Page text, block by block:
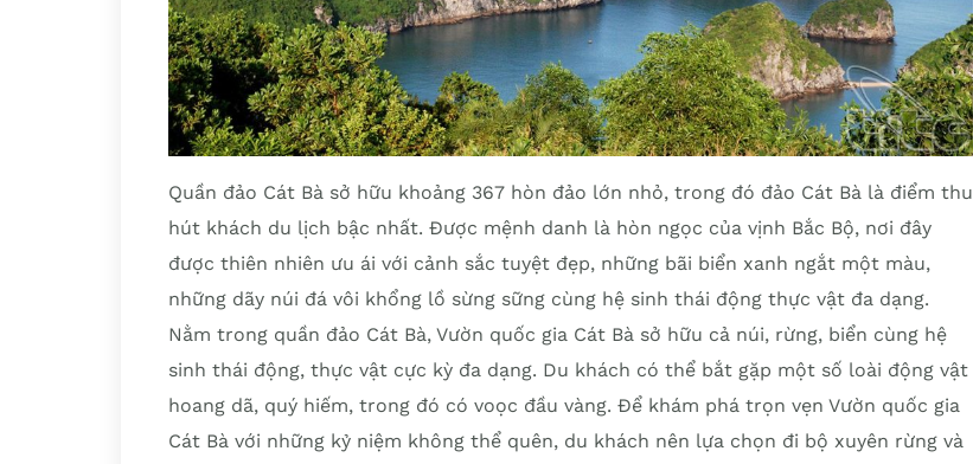
Quần đảo Cát Bà sở hữu khoảng 367 hòn đảo lớn nhỏ, trong đó đảo Cát Bà là điểm thu
hút khách du lịch bậc nhất. Được mệnh danh là hòn ngọc của vịnh Bắc Bộ, nơi đây
được thiên nhiên ưu ái với cảnh sắc tuyệt đẹp, những bãi biển xanh ngắt một màu,
những dãy núi đá vôi khổng lồ sừng sững cùng hệ sinh thái động thực vật đa dạng.
Nằm trong quần đảo Cát Bà, Vườn quốc gia Cát Bà sở hữu cả núi, rừng, biển cùng hệ
sinh thái động, thực vật cực kỳ đa dạng. Du khách có thể bắt gặp một số loài động vật
hoang dã, quý hiếm, trong đó có voọc đầu vàng. Để khám phá trọn vẹn Vườn quốc gia
Cát Bà với những kỷ niệm không thể quên, du khách nên lựa chọn đi bộ xuyên rừng và